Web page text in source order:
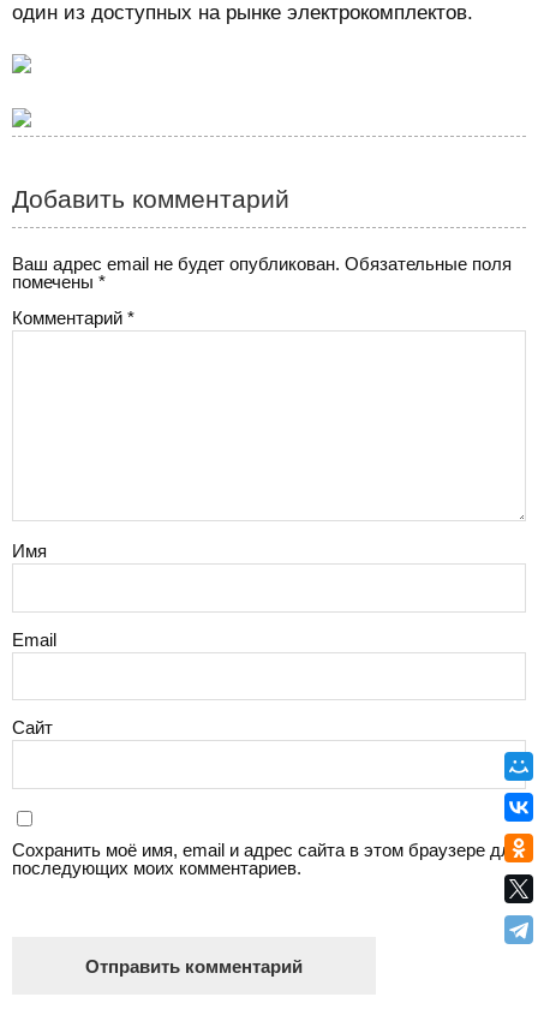
один из доступных на рынке электрокомплектов.
Добавить комментарий
Ваш адрес email не будет опубликован. Обязательные поля
помечены *
Комментарий *
Имя
Email
Сайт
Сохранить моё имя, email и адрес сайта в этом браузере для
последующих моих комментариев.